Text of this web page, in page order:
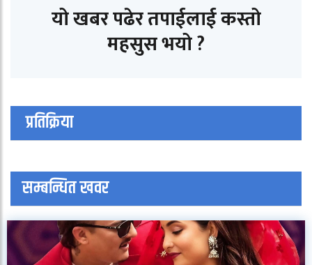
यो खबर पढेर तपाईलाई कस्तो
महसुस भयो ?
प्रतिक्रिया
सम्बन्धित खवर